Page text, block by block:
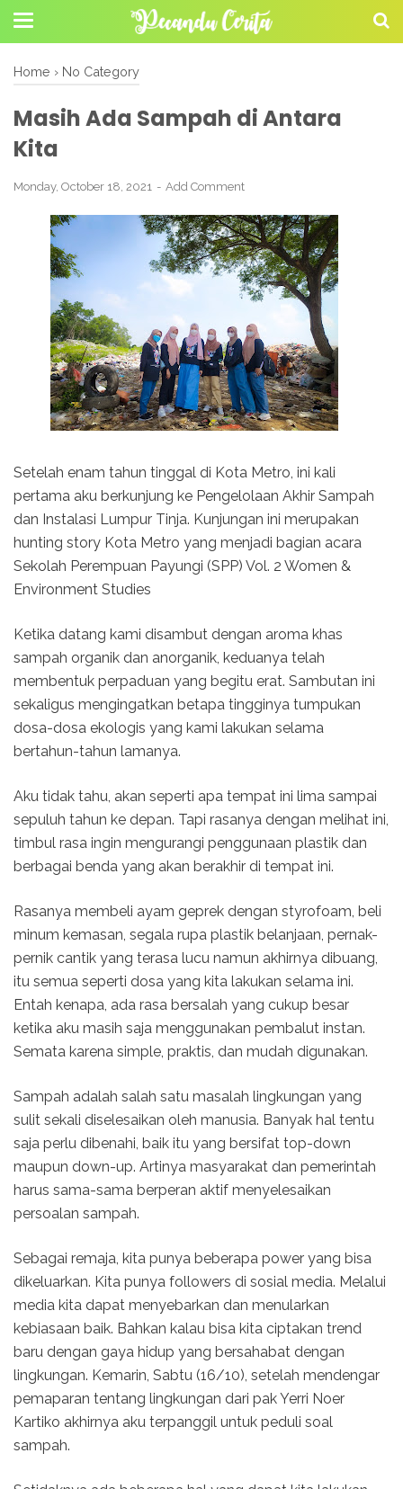
Home › No Category
Masih Ada Sampah di Antara
Kita
Monday, October 18, 2021 Add Comment
Setelah enam tahun tinggal di Kota Metro, ini kali
pertama aku berkunjung ke Pengelolaan Akhir Sampah
dan Instalasi Lumpur Tinja. Kunjungan ini merupakan
hunting story Kota Metro yang menjadi bagian acara
Sekolah Perempuan Payungi (SPP) Vol. 2 Women &
Environment Studies
Ketika datang kami disambut dengan aroma khas
sampah organik dan anorganik, keduanya telah
membentuk perpaduan yang begitu erat. Sambutan ini
sekaligus mengingatkan betapa tingginya tumpukan
dosa-dosa ekologis yang kami lakukan selama
bertahun-tahun lamanya.
Aku tidak tahu, akan seperti apa tempat ini lima sampai
sepuluh tahun ke depan. Tapi rasanya dengan melihat ini,
timbul rasa ingin mengurangi penggunaan plastik dan
berbagai benda yang akan berakhir di tempat ini.
Rasanya membeli ayam geprek dengan styrofoam, beli
minum kemasan, segala rupa plastik belanjaan, pernak-
pernik cantik yang terasa lucu namun akhirnya dibuang,
itu semua seperti dosa yang kita lakukan selama ini.
Entah kenapa, ada rasa bersalah yang cukup besar
ketika aku masih saja menggunakan pembalut instan.
Semata karena simple, praktis, dan mudah digunakan.
Sampah adalah salah satu masalah lingkungan yang
sulit sekali diselesaikan oleh manusia. Banyak hal tentu
saja perlu dibenahi, baik itu yang bersifat top-down
maupun down-up. Artinya masyarakat dan pemerintah
harus sama-sama berperan aktif menyelesaikan
persoalan sampah.
Sebagai remaja, kita punya beberapa power yang bisa
dikeluarkan. Kita punya followers di sosial media. Melalui
media kita dapat menyebarkan dan menularkan
kebiasaan baik. Bahkan kalau bisa kita ciptakan trend
baru dengan gaya hidup yang bersahabat dengan
lingkungan. Kemarin, Sabtu (16/10), setelah mendengar
pemaparan tentang lingkungan dari pak Yerri Noer
Kartiko akhirnya aku terpanggil untuk peduli soal
sampah.